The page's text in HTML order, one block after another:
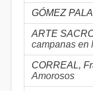
GÓMEZ
ARTE
campanas en
CORREAL,
Amorosos